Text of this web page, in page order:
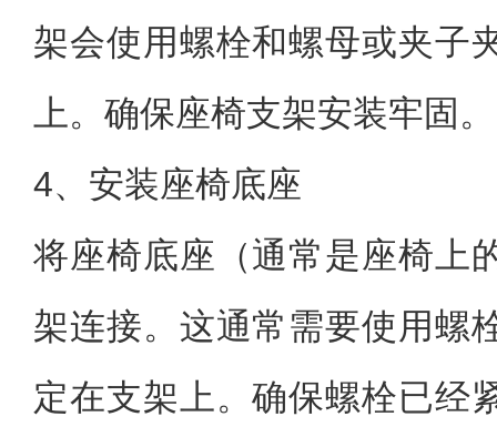
架会使用螺栓和螺母或夹子
上。确保座椅支架安装牢固。
4、安装座椅底座
将座椅底座（通常是座椅上
架连接。这通常需要使用螺
定在支架上。确保螺栓已经